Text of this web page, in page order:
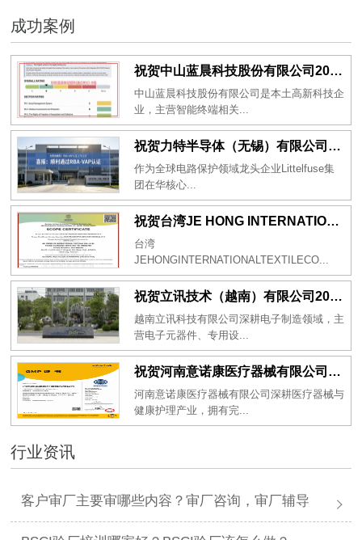
成功案例
祝贺中山蓝晨科技股份有限公司2026年一次性成功通过BSCI验厂-B级
中山蓝晨科技股份有限公司是本土高新科技企
业，主营智能终端相关...
祝贺力特半导体（无锡）有限公司2026年一次性成功通过RBA-VAP认证审核并取得170.2分
作为全球电路保护领域龙头企业Littelfuse集
团在华核心...
祝贺台湾JE HONG INTERNATIONAL TEXTILE CO., LTD 2026年一次性成功通过GRS认证
台湾
JEHONGINTERNATIONALTEXTILECO...
祝贺立讯技术（越南）有限公司2026年一次性成功通过RBA-VAP审核获得金牌评级！
越南立讯科技有限公司深耕电子制造领域，主
营电子元器件、专用设...
祝贺河南意诺康医疗器械有限公司2026年一次性成功通过GMP认证
河南意诺康医疗器械有限公司深耕医疗器械与
健康护理产业，拥有完...
行业资讯
客户审厂主要审哪些内容？审厂咨询，审厂辅导